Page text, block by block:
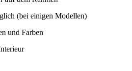
(bei einigen Modellen)
und Farben